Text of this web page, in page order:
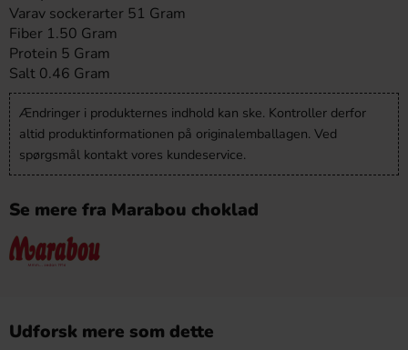
Varav sockerarter 51 Gram
Fiber 1.50 Gram
Protein 5 Gram
Salt 0.46 Gram
Ændringer i produkternes indhold kan ske. Kontroller derfor
altid produktinformationen på originalemballagen. Ved
spørgsmål kontakt vores kundeservice.
Se mere fra Marabou choklad
Udforsk mere som dette